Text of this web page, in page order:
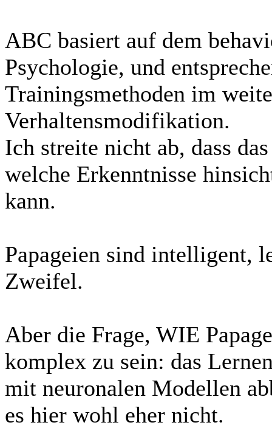
ABC basiert auf dem
Psychologie, und
Trainingsmethoden im
Verhaltensmodifikation.
Ich streite nicht ab, dass
welche Erkenntnisse
kann.
Papageien sind intelligent,
Zweifel.
Aber die Frage, WIE
komplex zu sein: das
mit neuronalen Modellen
es hier wohl eher nicht.